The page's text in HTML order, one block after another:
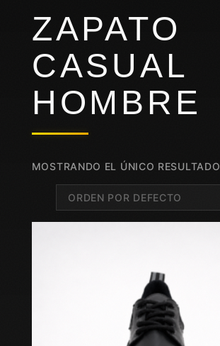
ZAPATO
CASUAL
HOMBRE
MOSTRANDO EL ÚNICO RESULTADO